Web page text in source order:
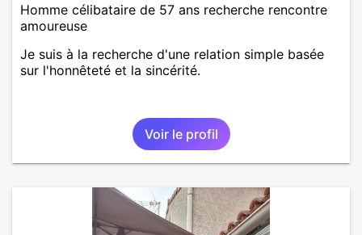
Homme célibataire de 57 ans recherche rencontre
amoureuse
Je suis à la recherche d'une relation simple basée
sur l'honnêteté et la sincérité.
Voir le profil